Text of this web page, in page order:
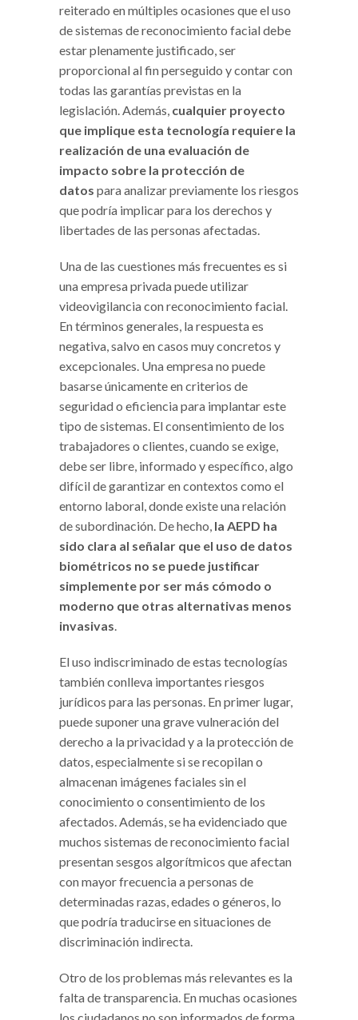
reiterado en múltiples ocasiones que el uso
de sistemas de reconocimiento facial debe
estar plenamente justificado, ser
proporcional al fin perseguido y contar con
todas las garantías previstas en la
legislación. Además, cualquier proyecto
que implique esta tecnología requiere la
realización de una evaluación de
impacto sobre la protección de
datos para analizar previamente los riesgos
que podría implicar para los derechos y
libertades de las personas afectadas.
Una de las cuestiones más frecuentes es si
una empresa privada puede utilizar
videovigilancia con reconocimiento facial.
En términos generales, la respuesta es
negativa, salvo en casos muy concretos y
excepcionales. Una empresa no puede
basarse únicamente en criterios de
seguridad o eficiencia para implantar este
tipo de sistemas. El consentimiento de los
trabajadores o clientes, cuando se exige,
debe ser libre, informado y específico, algo
difícil de garantizar en contextos como el
entorno laboral, donde existe una relación
de subordinación. De hecho, la AEPD ha
sido clara al señalar que el uso de datos
biométricos no se puede justificar
simplemente por ser más cómodo o
moderno que otras alternativas menos
invasivas.
El uso indiscriminado de estas tecnologías
también conlleva importantes riesgos
jurídicos para las personas. En primer lugar,
puede suponer una grave vulneración del
derecho a la privacidad y a la protección de
datos, especialmente si se recopilan o
almacenan imágenes faciales sin el
conocimiento o consentimiento de los
afectados. Además, se ha evidenciado que
muchos sistemas de reconocimiento facial
presentan sesgos algorítmicos que afectan
con mayor frecuencia a personas de
determinadas razas, edades o géneros, lo
que podría traducirse en situaciones de
discriminación indirecta.
Otro de los problemas más relevantes es la
falta de transparencia. En muchas ocasiones